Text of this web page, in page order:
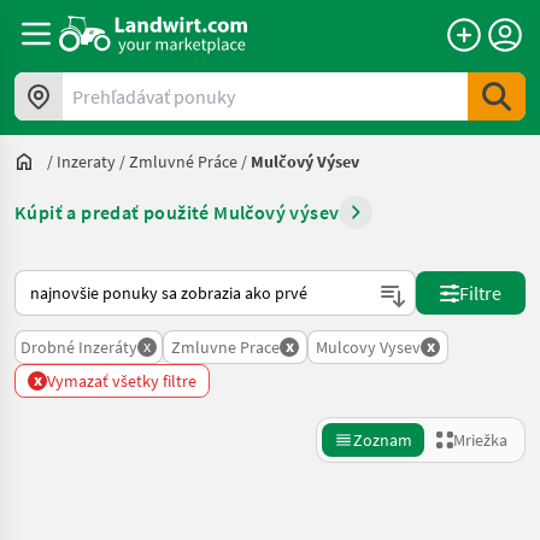
Prehľadávať ponuky
/ Inzeraty /Zmluvné Práce / Mulčový Výsev
Kúpiť a predať použité Mulčový výsev
Takto sa vykonáva triedenie na Landwirt.com
Filtre
Drobné Inzeráty x Zmluvne Prace x Mulcovy Vysev x
x Vymazať všetky filtre
Zoznam Mriežka